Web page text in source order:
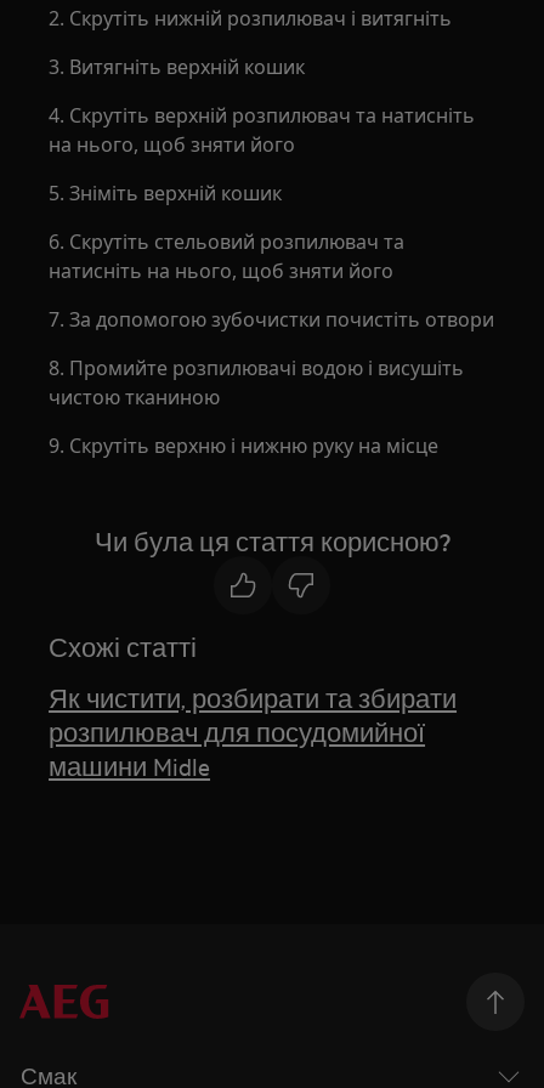
2. Скрутіть нижній розпилювач і витягніть
3. Витягніть верхній кошик
4. Скрутіть верхній розпилювач та натисніть
на нього, щоб зняти його
5. Зніміть верхній кошик
6. Скрутіть стельовий розпилювач та
натисніть на нього, щоб зняти його
7. За допомогою зубочистки почистіть отвори
8. Промийте розпилювачі водою і висушіть
чистою тканиною
9. Скрутіть верхню і нижню руку на місце
Чи була ця стаття корисною?
Схожі статті
Як чистити, розбирати та збирати
розпилювач для посудомийної
машини Midle
Смак